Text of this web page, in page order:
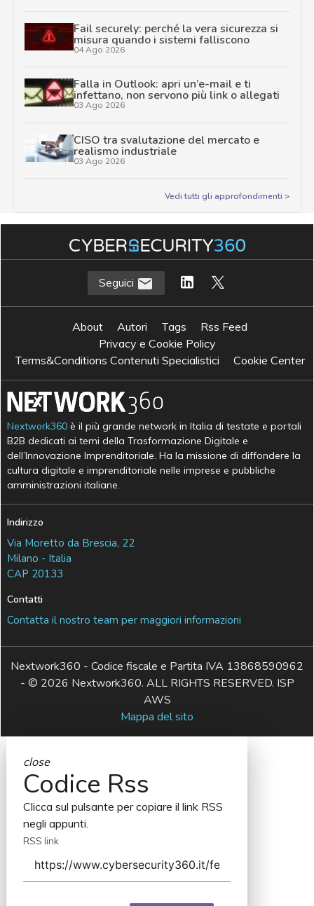
Fail securely: perché la vera sicurezza si
misura quando i sistemi falliscono
04 Ago 2026
Falla in Outlook: apri un’e-mail e ti
infettano, non servono più link o allegati
03 Ago 2026
CISO tra svalutazione del mercato e
realismo industriale
03 Ago 2026
Vedi tutti gli approfondimenti >
Seguici
About Autori Tags
Rss Feed
Privacy e Cookie Policy
Terms&Conditions Contenuti Specialistici
Cookie Center
Nextwork360 è il più grande network in Italia di testate e portali
B2B dedicati ai temi della Trasformazione Digitale e
dell’Innovazione Imprenditoriale. Ha la missione di diffondere la
cultura digitale e imprenditoriale nelle imprese e pubbliche
amministrazioni italiane.
Indirizzo
Via Moretto da Brescia, 22
Milano - Italia
CAP 20133
Contatti
Contatta il nostro team per maggiori informazioni
Nextwork360 - Codice fiscale e Partita IVA 13868590962
- © 2026 Nextwork360. ALL RIGHTS RESERVED. ISP
AWS
Mappa del sito
close
Codice Rss
Clicca sul pulsante per copiare il link RSS
negli appunti.
RSS link